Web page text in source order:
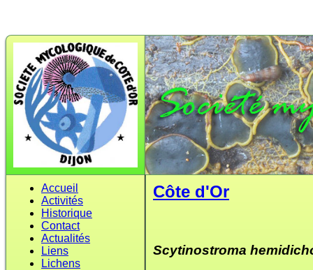
Accueil
Activités
Historique
Contact
Actualités
Liens
Lichens
Côte d'Or
Scytinostroma